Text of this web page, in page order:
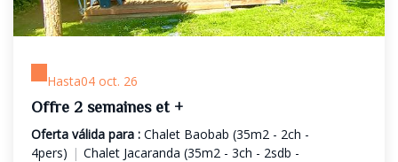
Hasta04 oct. 26
Offre 2 semaines et +
Oferta válida para : Chalet Baobab (35m2 - 2ch -
4pers) | Chalet Jacaranda (35m2 - 3ch - 2sdb -